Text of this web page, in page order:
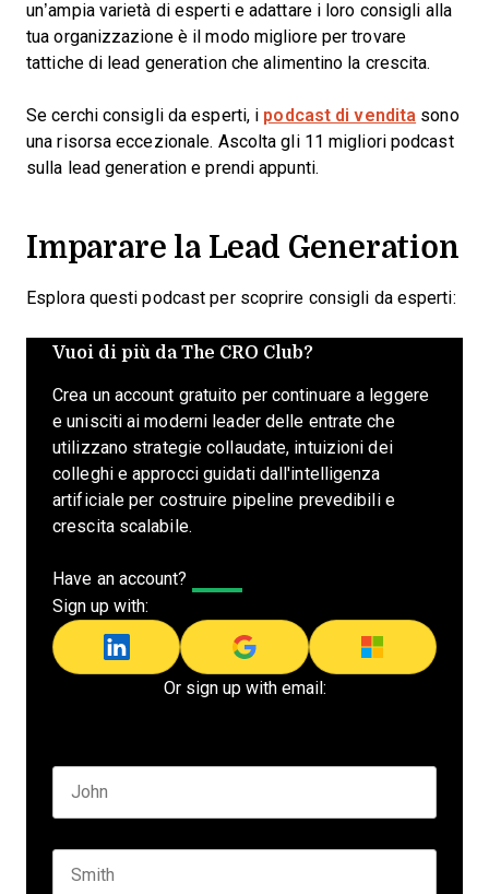
un’ampia varietà di esperti e adattare i loro consigli alla
tua organizzazione è il modo migliore per trovare
tattiche di lead generation che alimentino la crescita.
Se cerchi consigli da esperti, i podcast di vendita sono
una risorsa eccezionale. Ascolta gli 11 migliori podcast
sulla lead generation e prendi appunti.
Imparare la Lead Generation
Esplora questi podcast per scoprire consigli da esperti:
Vuoi di più da The CRO Club?
Crea un account gratuito per continuare a leggere
e unisciti ai moderni leader delle entrate che
utilizzano strategie collaudate, intuizioni dei
colleghi e approcci guidati dall'intelligenza
artificiale per costruire pipeline prevedibili e
crescita scalabile.
Have an account?
Sign up with:
Or sign up with email: